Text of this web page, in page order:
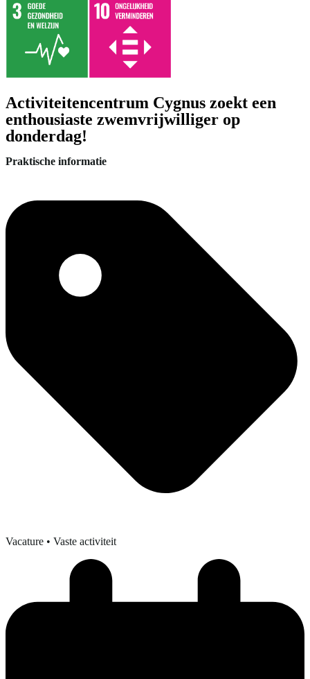
Activiteitencentrum Cygnus zoekt een
enthousiaste zwemvrijwilliger op
donderdag!
Praktische informatie
Vacature • Vaste activiteit